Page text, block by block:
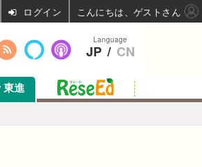
東進
Language
JP / CN
ログイン こんにちは、ゲストさん